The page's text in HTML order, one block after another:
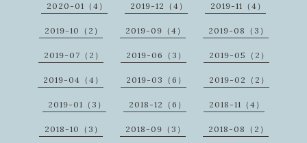
2020-01（4） 2019-12（4） 2019-11（4）
2019-10（2） 2019-09（4） 2019-08（3）
2019-07（2） 2019-06（3） 2019-05（2）
2019-04（4） 2019-03（6） 2019-02（2）
2019-01（3） 2018-12（6） 2018-11（4）
2018-10（3） 2018-09（3） 2018-08（2）